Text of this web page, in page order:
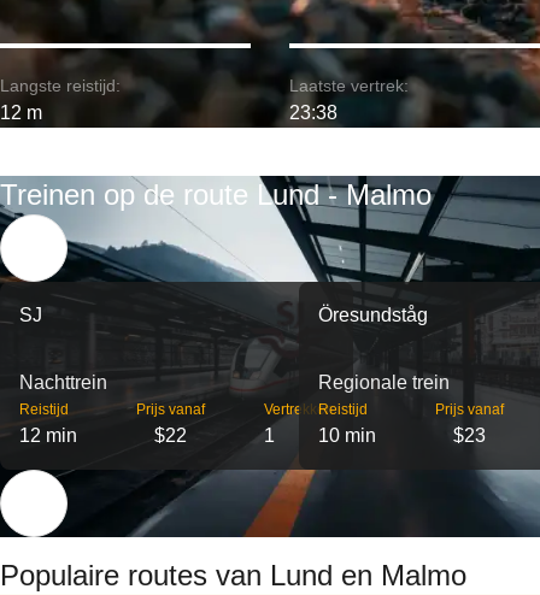
Langste reistijd:
12 m
Laatste vertrek:
23:38
Treinen op de route Lund - Malmo
SJ
Nachttrein
Reistijd
12 min
Prijs vanaf
$22
Vertrekken
1
Öresundståg
Regionale trein
Reistijd
10 min
Prijs vanaf
$23
Populaire routes van Lund en Malmo